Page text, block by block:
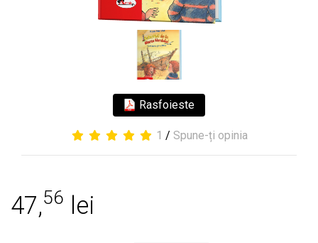
Rasfoieste
1 / Spune-ți opinia
47,56 lei